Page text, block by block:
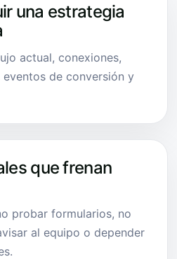
una estrategia
actual, conexiones,
de conversión y
que frenan
probar formularios, no
al equipo o depender